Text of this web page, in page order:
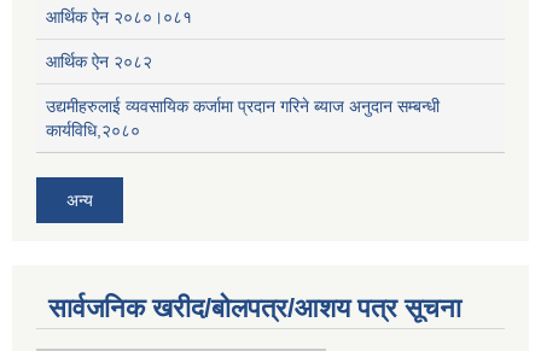
आर्थिक ऐन २०८०।०८१
आर्थिक ऐन २०८२
उद्यमीहरुलाई व्यवसायिक कर्जामा प्रदान गरिने ब्याज अनुदान सम्बन्धी
कार्यविधि,२०८०
अन्य
सार्वजनिक खरीद/बोलपत्र/आशय पत्र सूचना